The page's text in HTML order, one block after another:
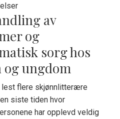
av
og
sorg hos
og ungdom
lest flere skjønnlitterære
siste tiden hvor
har opplevd veldig